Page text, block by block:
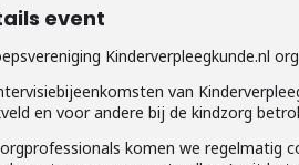
event
Kinderverpleegkunde.nl
van
en voor andere bij de kindzorg
komen we regelmatig